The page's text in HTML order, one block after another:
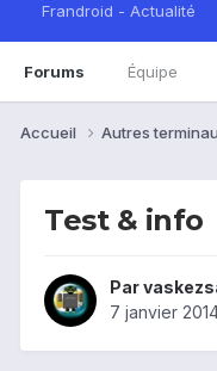
Frandroid - Actualité
Forums Équipe
Accueil Autres
Test & info
Par
7 janvier